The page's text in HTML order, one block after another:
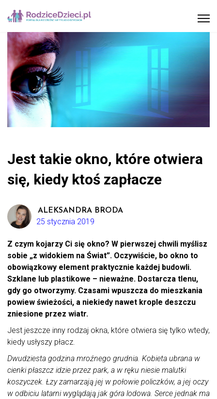
Jest takie okno, które otwiera
się, kiedy ktoś zapłacze
ALEKSANDRA BRODA
25 stycznia 2019
Z czym kojarzy Ci się okno? W pierwszej chwili myślisz
sobie „z widokiem na Świat”. Oczywiście, bo okno to
obowiązkowy element praktycznie każdej budowli.
Szklane lub plastikowe – nieważne. Dostarcza tlenu,
gdy go otworzymy. Czasami wpuszcza do mieszkania
powiew świeżości, a niekiedy nawet krople deszczu
zniesione przez wiatr.
Jest jeszcze inny rodzaj okna, które otwiera się tylko wtedy,
kiedy usłyszy płacz.
Dwudziesta godzina mroźnego grudnia. Kobieta ubrana w
cienki płaszcz idzie przez park, a w ręku niesie malutki
koszyczek. Łzy zamarzają jej w połowie policzków, a jej oczy
w odbiciu latarni wyglądają jak góra lodowa. Serce jednak ma